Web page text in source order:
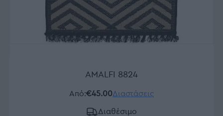
AMALFI 8824
Από:€45.00Διαστάσεις
Διαθέσιμο